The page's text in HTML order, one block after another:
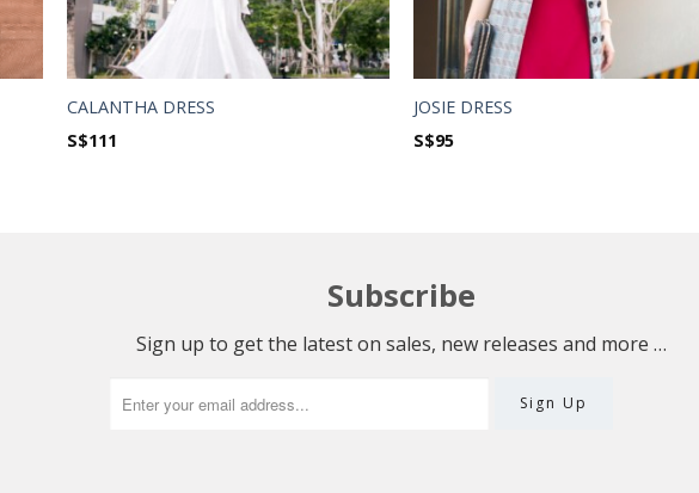
CALANTHA DRESS
S$111
JOSIE DRESS
S$95
Subscribe
Sign up to get the latest on sales, new releases and more …